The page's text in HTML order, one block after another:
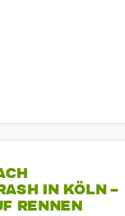
IN KÖLN –
RENNEN